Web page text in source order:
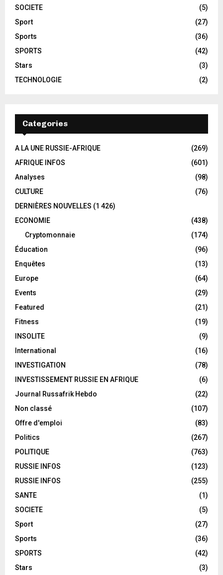
SOCIETE
(5)
Sport
(27)
Sports
(36)
SPORTS
(42)
Stars
(3)
TECHNOLOGIE
(2)
Categories
A LA UNE RUSSIE-AFRIQUE
(269)
AFRIQUE INFOS
(601)
Analyses
(98)
CULTURE
(76)
DERNIÈRES NOUVELLES (1 426)
ECONOMIE
(438)
Cryptomonnaie
(174)
Éducation
(96)
Enquêtes
(13)
Europe
(64)
Events
(29)
Featured
(21)
Fitness
(19)
INSOLITE
(9)
International
(16)
INVESTIGATION
(78)
INVESTISSEMENT RUSSIE EN AFRIQUE
(6)
Journal Russafrik Hebdo
(22)
Non classé
(107)
Offre d'emploi
(83)
Politics
(267)
POLITIQUE
(763)
RUSSIE INFOS
(123)
RUSSIE INFOS
(255)
SANTE
(1)
SOCIETE
(5)
Sport
(27)
Sports
(36)
SPORTS
(42)
Stars
(3)